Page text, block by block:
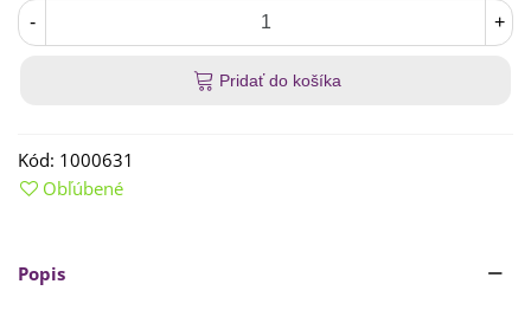
- +
Pridať do košíka
Kód: 1000631
Obľúbené
Popis